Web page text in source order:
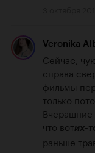
Veronika
Сейчас,
справа
фильмы
только
что вотих-
раньше